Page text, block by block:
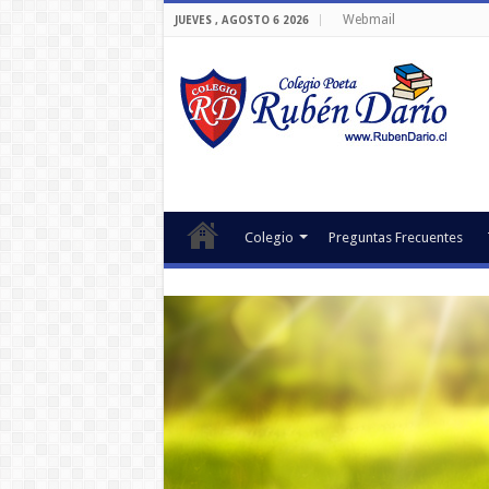
JUEVES , AGOSTO 6 2026 Webmail
Colegio Preguntas Frecuentes